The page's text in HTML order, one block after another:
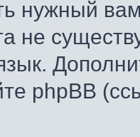
нужный
не
phpBB